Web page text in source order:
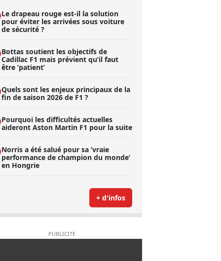
Le drapeau rouge est-il la solution
pour éviter les arrivées sous voiture
de sécurité ?
Bottas soutient les objectifs de
Cadillac F1 mais prévient qu’il faut
être ’patient’
Quels sont les enjeux principaux de la
fin de saison 2026 de F1 ?
Pourquoi les difficultés actuelles
aideront Aston Martin F1 pour la suite
Norris a été salué pour sa ’vraie
performance de champion du monde’
en Hongrie
+ d'infos